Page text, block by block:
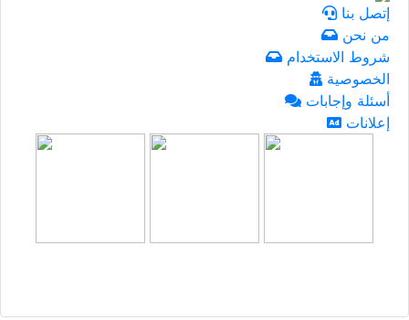
إتصل بنا
من نحن
شروط الاستخدام
الخصوصية
أسئلة وإجابات
إعلانات